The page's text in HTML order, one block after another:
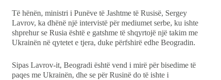
Art Jete
Kulturë
Showbiz
Të hënën, ministri i Punëve të Jashtme të Rusisë, Sergey
Lavrov, ka dhënë një intervistë për mediumet serbe, ku ishte
shprehur se Rusia është e gatshme të shqyrtojë një takim me
Ukrainën në qytetet e tjera, duke përfshirë edhe Beogradin.
Sipas Lavrov-it, Beogradi është vend i mirë për bisedime të
paqes me Ukrainën, dhe se për Rusinë do të ishte i